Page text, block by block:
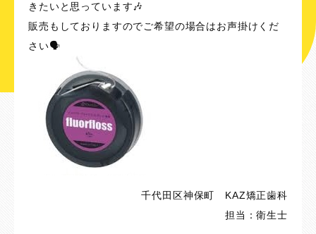
きたいと思っています🎶
販売もしておりますのでご希望の場合はお声掛けくだ
さい🗣
千代田区神保町 KAZ矯正歯科
担当：衛生士